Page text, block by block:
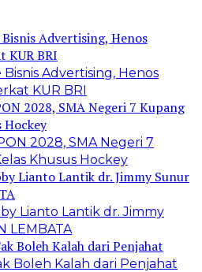
Advertising, Henos
KUR BRI
2028, SMA Negeri 7
Khusus Hockey
Lianto Lantik dr. Jimmy
LEMBATA
Boleh Kalah dari Penjahat